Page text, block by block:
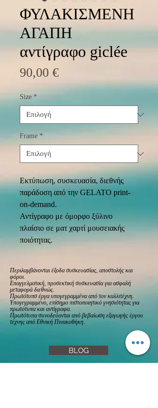
ΦΥΛΑΚΙΣΜΕΝΗ
ΑΓΑΠΗ
αντίγραφο giclée
90,00 €Τιμή
Size *
Frame *
Εκτύπωση, συσκευασία, διεθνής
παράδοση από την GELATO print-
on-demand.
Αντίγραφο με όμορφο ξύλινο
πλαίσιο σε ματ χαρτί μουσειακής
ποιότητας.
Περιλαμβάνονται έξοδα συσκευασίας, αποστολής και
φόροι.
Επαγγελματική, προσεκτική συσκευασία για ασφαλή
μεταφορά διεθνώς.
Πρωτότυπσ έργα υπογεγραμμένα από τον καλλιτέχνη.
Υπογεγραμμένο, επίσημο πιστοποιητικό γνησιότητας για
πρωτότυπα και αντίγραφα.
Πρωτότυπα συνοδεύονται από βεβαίωση εξαγωγής έργου
τέχνης από Εθνική Πινακοθήκη.
BLOG